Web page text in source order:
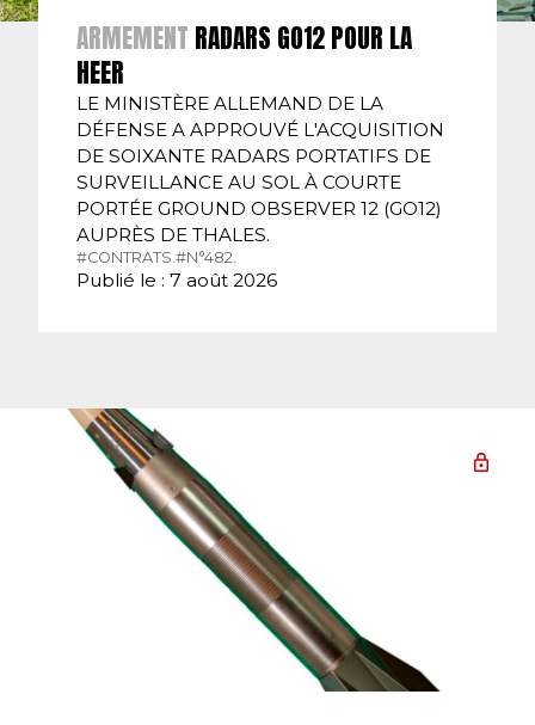
ARMEMENT RADARS GO12 POUR LA
HEER
LE MINISTÈRE ALLEMAND DE LA
DÉFENSE A APPROUVÉ L'ACQUISITION
DE SOIXANTE RADARS PORTATIFS DE
SURVEILLANCE AU SOL À COURTE
PORTÉE GROUND OBSERVER 12 (GO12)
AUPRÈS DE THALES.
#CONTRATS. #N°482.
Publié le : 7 août 2026